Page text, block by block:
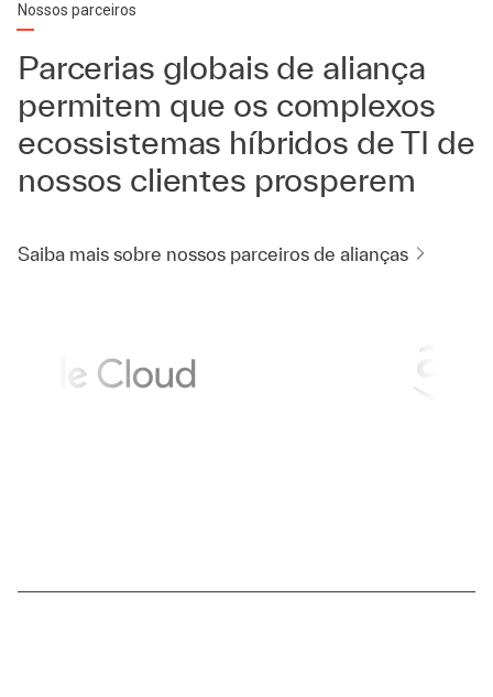
Nossos parceiros
Parcerias globais de aliança
permitem que os complexos
ecossistemas híbridos de TI de
nossos clientes prosperem
Saiba mais sobre nossos parceiros de alianças